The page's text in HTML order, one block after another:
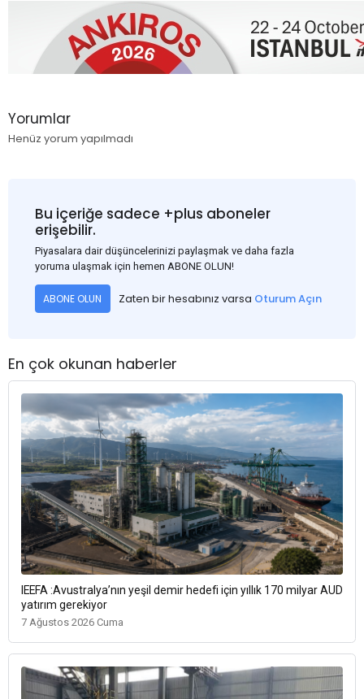
Yorumlar
Henüz yorum yapılmadı
Bu içeriğe sadece +plus aboneler
erişebilir.
Piyasalara dair düşüncelerinizi paylaşmak ve daha fazla
yoruma ulaşmak için hemen ABONE OLUN!
ABONE OLUN Zaten bir hesabınız varsa Oturum Açın
En çok okunan haberler
IEEFA :Avustralya’nın yeşil demir hedefi için yıllık 170 milyar AUD
yatırım gerekiyor
7 Ağustos 2026 Cuma